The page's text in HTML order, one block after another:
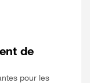
de
pour les